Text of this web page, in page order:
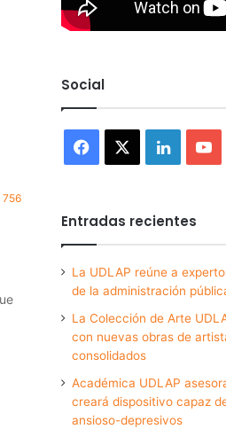
756
Social
Facebook LinkedIn
Entradas recientes
La UDLAP reúne a
de la administración
La Colección de Arte
con nuevas obras de
consolidados
Académica UDLAP
creará dispositivo capaz
ansioso-depresivos